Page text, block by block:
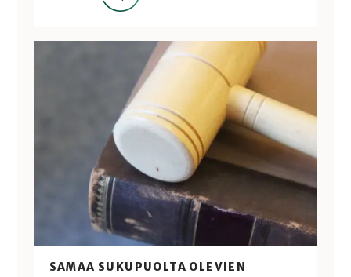
SAMAA SUKUPUOLTA OLEVIEN